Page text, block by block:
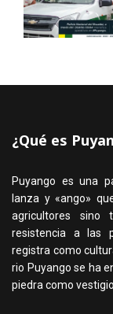
¿Qué es
Puyango es una
lanza y «ango»
agricultores sino
resistencia a las
registra como
rio Puyango se ha
piedra como